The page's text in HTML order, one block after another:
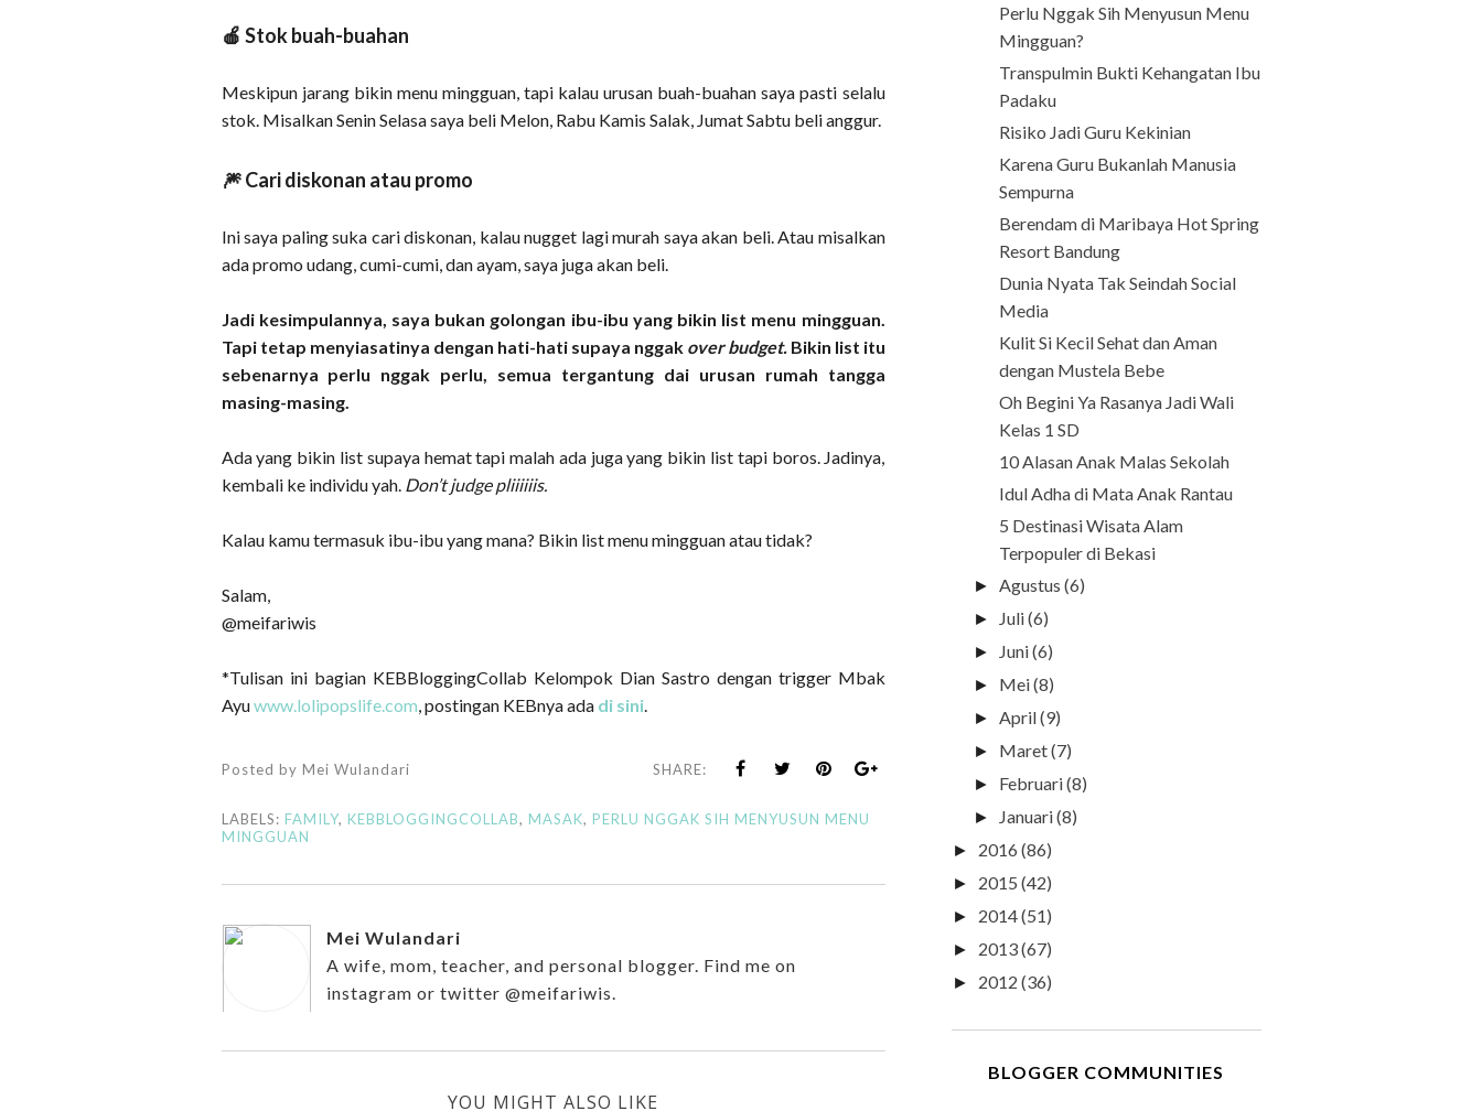
🍎 Stok buah-buahan
Meskipun jarang bikin menu mingguan, tapi kalau urusan buah-buahan saya pasti selalu
stok. Misalkan Senin Selasa saya beli Melon, Rabu Kamis Salak, Jumat Sabtu beli anggur.
🎆 Cari diskonan atau promo
Ini saya paling suka cari diskonan, kalau nugget lagi murah saya akan beli. Atau misalkan
ada promo udang, cumi-cumi, dan ayam, saya juga akan beli.
Jadi kesimpulannya, saya bukan golongan ibu-ibu yang bikin list menu mingguan.
Tapi tetap menyiasatinya dengan hati-hati supaya nggak over budget. Bikin list itu
sebenarnya perlu nggak perlu, semua tergantung dai urusan rumah tangga
masing-masing.
Ada yang bikin list supaya hemat tapi malah ada juga yang bikin list tapi boros. Jadinya,
kembali ke individu yah. Don’t judge pliiiiiis.
Kalau kamu termasuk ibu-ibu yang mana? Bikin list menu mingguan atau tidak?
Salam,
@meifariwis
*Tulisan ini bagian KEBBloggingCollab Kelompok Dian Sastro dengan trigger Mbak
Ayuwww.lolipopslife.com , postingan KEBnya ada di sini.
Posted by Mei Wulandari SHARE:
LABELS: FAMILY, KEBBLOGGINGCOLLAB, MASAK, PERLU NGGAK SIH MENYUSUN MENU
MINGGUAN
Mei Wulandari
A wife, mom, teacher, and personal blogger. Find me on
instagram or twitter @meifariwis.
YOU MIGHT ALSO LIKE
Perlu Nggak Sih Menyusun Menu
Mingguan?
Transpulmin Bukti Kehangatan Ibu
Padaku
Risiko Jadi Guru Kekinian
Karena Guru Bukanlah Manusia
Sempurna
Berendam di Maribaya Hot Spring
Resort Bandung
Dunia Nyata Tak Seindah Social
Media
Kulit Si Kecil Sehat dan Aman
dengan Mustela Bebe
Oh Begini Ya Rasanya Jadi Wali
Kelas 1 SD
10 Alasan Anak Malas Sekolah
Idul Adha di Mata Anak Rantau
5 Destinasi Wisata Alam
Terpopuler di Bekasi
► Agustus (6)
► Juli(6)
► Juni(6)
► Mei(8)
► April(9)
► Maret(7)
► Februari(8)
► Januari(8)
► 2016 (86)
► 2015 (42)
► 2014(51)
► 2013(67)
► 2012 (36)
BLOGGER COMMUNITIES